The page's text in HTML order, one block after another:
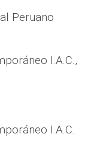
Peruano
I.A.C.,
I.A.C.